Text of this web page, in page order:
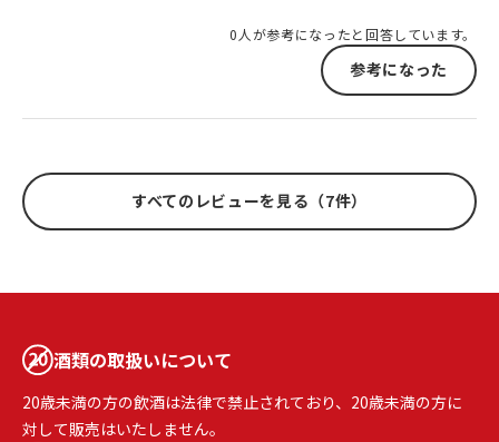
0人が参考になったと回答しています。
参考になった
すべてのレビューを見る（7件）
酒類の取扱いについて
20歳未満の方の飲酒は法律で禁止されており、20歳未満の方に
対して販売はいたしません。